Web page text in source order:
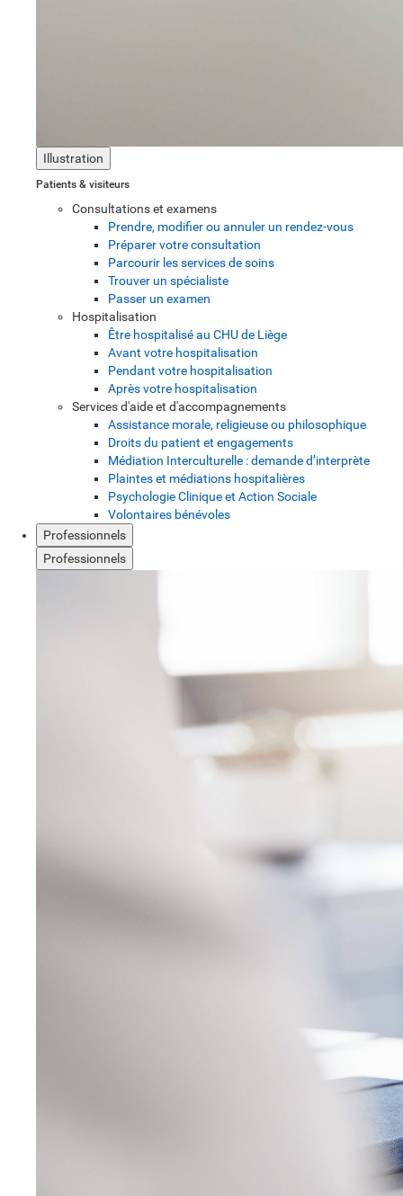
Illustration
Patients & visiteurs
Consultations et examens
Prendre, modifier ou annuler un rendez-vous
Préparer votre consultation
Parcourir les services de soins
Trouver un spécialiste
Passer un examen
Hospitalisation
Être hospitalisé au CHU de Liège
Avant votre hospitalisation
Pendant votre hospitalisation
Après votre hospitalisation
Services d'aide et d'accompagnements
Assistance morale, religieuse ou philosophique
Droits du patient et engagements
Médiation Interculturelle : demande d’interprète
Plaintes et médiations hospitalières
Psychologie Clinique et Action Sociale
Volontaires bénévoles
Professionnels
Professionnels